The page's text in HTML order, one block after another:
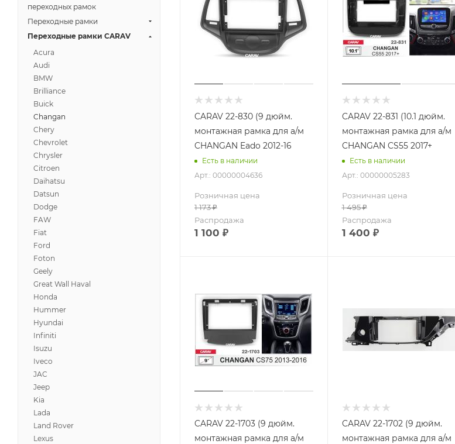
CARAV 22-830 (9 дюйм.
монтажная рамка для а/м
CHANGAN Eado 2012-16
Есть в наличии
Арт.: 00000004636
Розничная цена
1 173₽
Распродажа
1 100 ₽
CARAV 22-831 (10.1 дюйм.
монтажная рамка для а/м
CHANGAN CS55 2017+
Есть в наличии
Арт.: 00000005283
Розничная цена
1 495₽
Распродажа
1 400 ₽
CARAV 22-1703 (9 дюйм.
монтажная рамка для а/м
CARAV 22-1702 (9 дюйм.
монтажная рамка для а/м
переходных рамок
Переходные рамки
Переходные рамки CARAV
Acura
Audi
BMW
Brilliance
Buick
Changan
Chery
Chevrolet
Chrysler
Citroen
Daihatsu
Datsun
Dodge
FAW
Fiat
Ford
Foton
Geely
Great Wall Haval
Honda
Hummer
Hyundai
Infiniti
Isuzu
Iveco
JAC
Jeep
Kia
Lada
Land Rover
Lexus